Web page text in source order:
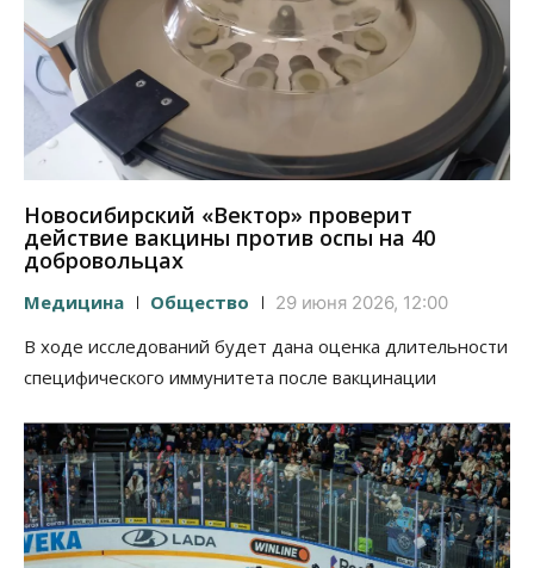
Новосибирский «Вектор» проверит
действие вакцины против оспы на 40
добровольцах
Медицина Общество 29 июня 2026, 12:00
В ходе исследований будет дана оценка длительности
специфического иммунитета после вакцинации